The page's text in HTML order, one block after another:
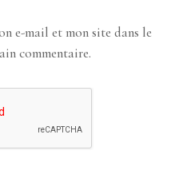
e-mail et mon site dans le
commentaire.